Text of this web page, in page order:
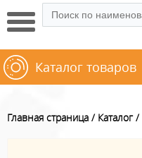
Каталог товаров
Главная страница Каталог